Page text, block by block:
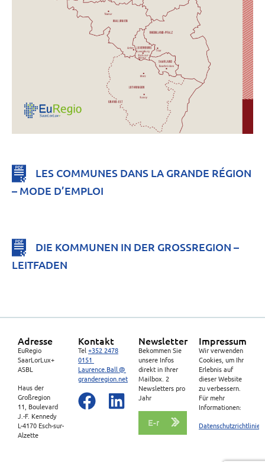
LES COMMUNES DANS LA GRANDE RÉGION
– MODE D’EMPLOI
DIE KOMMUNEN IN DER GROSSREGION –
LEITFADEN
Adresse
EuRegio
SaarLorLux+
ASBL
Haus der
Großregion
11, Boulevard
J.-F. Kennedy
L-4170 Esch-sur-
Alzette
Kontakt
Tel+352 2478
0151
Laurence.Ball @
granderegion.net
Newsletter
Bekommen Sie
unsere Infos
direkt in Ihrer
Mailbox. 2
Newsletters pro
Jahr
Impressum
Wir verwenden
Cookies, um Ihr
Erlebnis auf
dieser Website
zu verbessern.
Für mehr
Informationen:
Datenschutzrichtlinien